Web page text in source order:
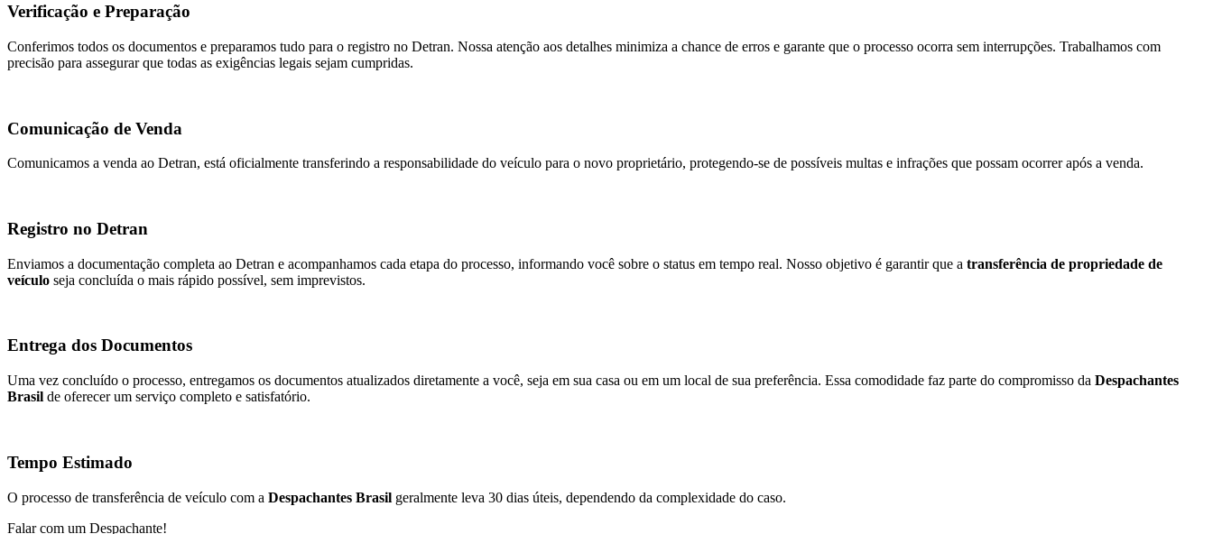
Verificação e Preparação
Conferimos todos os documentos e preparamos tudo para o registro no Detran. Nossa atenção aos detalhes minimiza a chance de erros e garante que o processo ocorra sem interrupções. Trabalhamos com
precisão para assegurar que todas as exigências legais sejam cumpridas.
Comunicação de Venda
Comunicamos a venda ao Detran, está oficialmente transferindo a responsabilidade do veículo para o novo proprietário, protegendo-se de possíveis multas e infrações que possam ocorrer após a venda.
Registro no Detran
Enviamos a documentação completa ao Detran e acompanhamos cada etapa do processo, informando você sobre o status em tempo real. Nosso objetivo é garantir que a transferência de propriedade de
veículo seja concluída o mais rápido possível, sem imprevistos.
Entrega dos Documentos
Uma vez concluído o processo, entregamos os documentos atualizados diretamente a você, seja em sua casa ou em um local de sua preferência. Essa comodidade faz parte do compromisso da Despachantes
Brasil de oferecer um serviço completo e satisfatório.
Tempo Estimado
O processo de transferência de veículo com a Despachantes Brasil geralmente leva 30 dias úteis, dependendo da complexidade do caso.
Falar com um Despachante!